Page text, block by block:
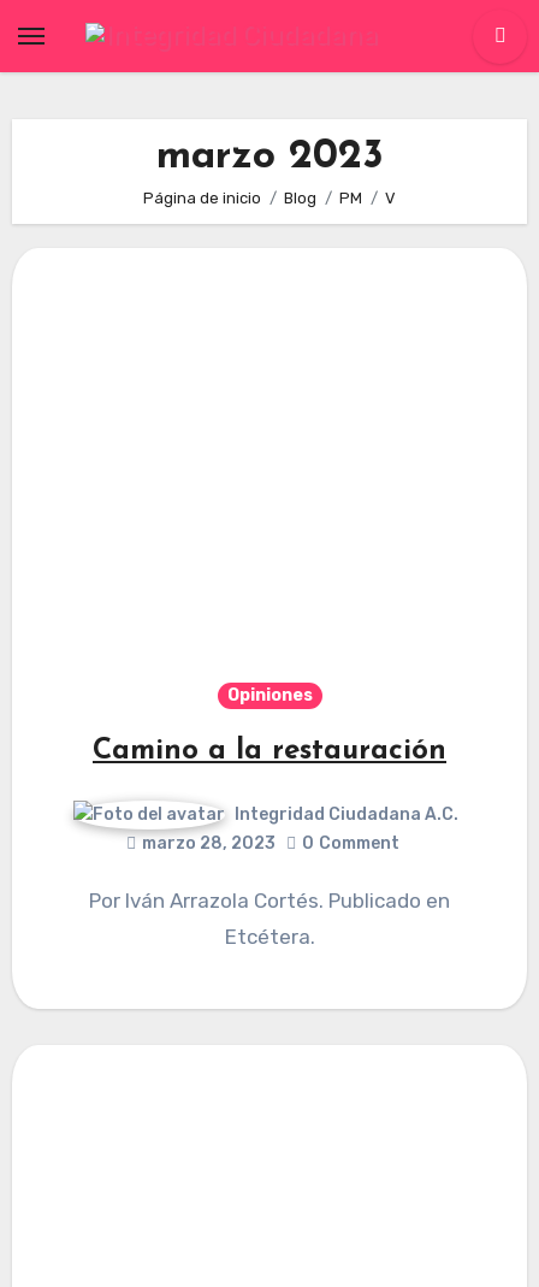
marzo 2023
Página de inicio Blog PM V
Opiniones
Camino a la restauración
Integridad Ciudadana A.C.
marzo 28, 2023
0 Comment
Por Iván Arrazola Cortés. Publicado en
Etcétera.